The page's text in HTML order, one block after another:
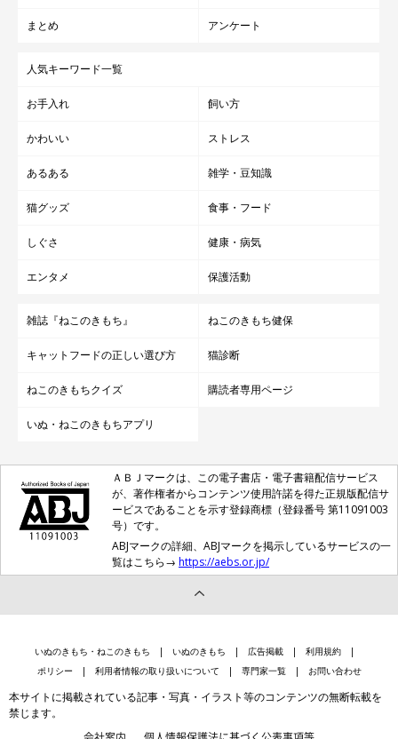
まとめ アンケート
人気キーワード一覧
お手入れ 飼い方
かわいい ストレス
あるある 雑学・豆知識
猫グッズ 食事・フード
しぐさ 健康・病気
エンタメ 保護活動
雑誌『ねこのきもち』 ねこのきもち健保
キャットフードの正しい選び方 猫診断
ねこのきもちクイズ 購読者専用ページ
いぬ・ねこのきもちアプリ
ＡＢＪマークは、この電子書店・電子書籍配信サービス
が、著作権者からコンテンツ使用許諾を得た正規版配信サ
ービスであることを示す登録商標（登録番号 第11091003
号）です。
ABJマークの詳細、ABJマークを掲示しているサービスの一
覧はこちら→ https://aebs.or.jp/
いぬのきもち・ねこのきもち いぬのきもち 広告掲載
利用規約
ポリシー
利用者情報の取り扱いについて 専門家一覧 お問い合わせ
本サイトに掲載されている記事・写真・イラスト等のコンテンツの無断転載を
禁じます。